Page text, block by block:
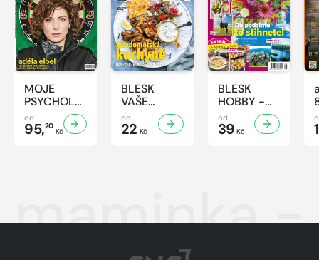
MOJE
PSYCHOLOGIE
- 8/2026
od
95,20
Kč
BLESK
VAŠE
RECEPTY -
8/2026
od
22 Kč
BLESK
HOBBY -
8/2026
od
39 Kč
maminka -